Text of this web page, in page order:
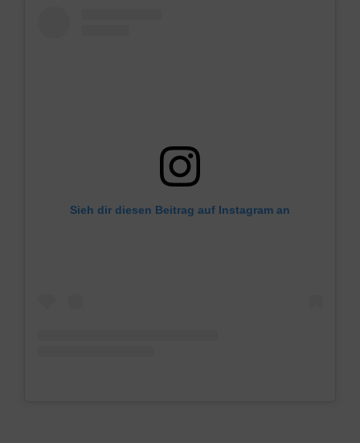
Sieh dir diesen Beitrag auf Instagram an